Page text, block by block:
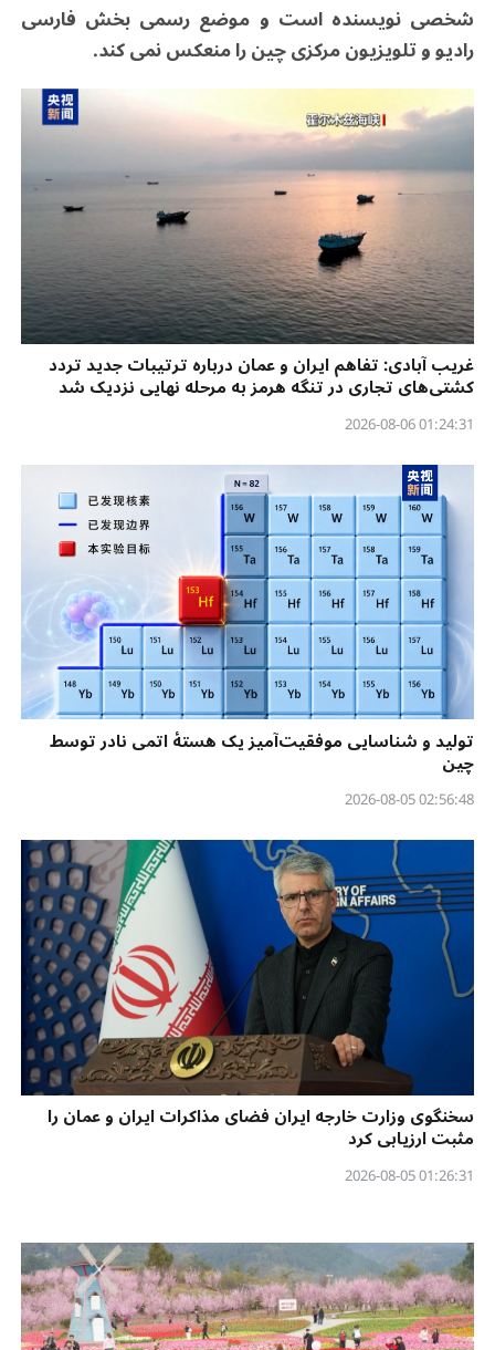
شخصی نویسنده است و موضع رسمی بخش فارسی
رادیو و تلویزیون مرکزی چین را منعکس نمی‌ کند.
غریب آبادی: تفاهم ایران و عمان درباره ترتیبات جدید تردد
کشتی‌های تجاری در تنگه هرمز به مرحله نهایی نزدیک شد
01:24:31 2026-08-06
تولید و شناسایی موفقیت‌آمیز یک هستهٔ اتمی نادر توسط
چین
02:56:48 2026-08-05
سخنگوی وزارت خارجه ایران فضای مذاکرات ایران و عمان را
مثبت ارزیابی کرد
01:26:31 2026-08-05